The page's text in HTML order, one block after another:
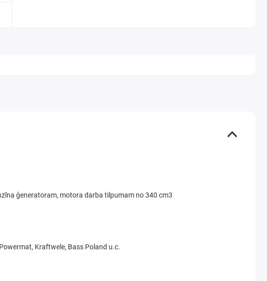
ģeneratoram, motora darba tilpumam no 340 cm3
Kraftwele, Bass Poland u.c.